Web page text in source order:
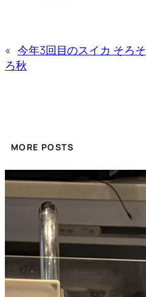
« 今年3回目のスイカ そろそ
ろ秋
MORE POSTS